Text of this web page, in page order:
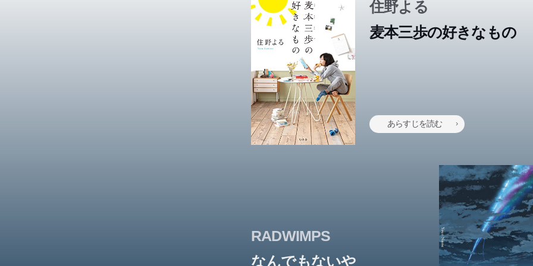
住野よる
麦本三歩の好きなもの
あらすじを読む
朝寝坊、チーズ蒸しパン、そして本。好きなものがたくさんあるから
はきっと楽しい。図書館勤務の20代女子、麦本三歩のなにげない日常
RADWIMPS
なんでもないや